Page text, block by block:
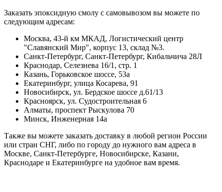
Заказать эпоксидную смолу с самовывозом вы можете по
следующим адресам:
Москва, 43-й км МКАД, Логистический центр
"Славянский Мир", корпус 13, склад №3.
Санкт-Петербург, Санкт-Петербург, Кибальчича 28Л
Краснодар, Селезнева 16/1, стр. 1
Казань, Горьковское шоссе, 53а
Екатеринбург, улица Косарева, 91
Новосибирск, ул. Бердское шоссе д.61/13
Красноярск, ул. Судостроительная 6
Алматы, проспект Рыскулова 70
Минск, Инженерная 14а
Также вы можете заказать доставку в любой регион России
или стран СНГ, либо по городу до нужного вам адреса в
Москве, Санкт-Петербурге, Новосибирске, Казани,
Краснодаре и Екатеринбурге на удобное вам время.